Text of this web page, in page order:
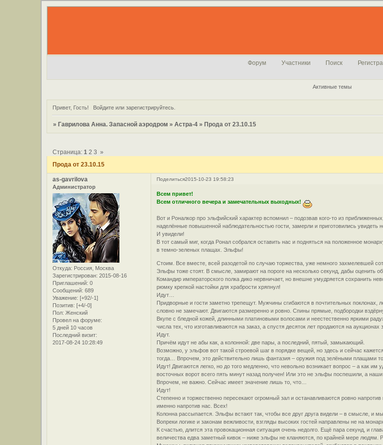
Форум Участники Поиск
Активные темы
Привет, Гость! Войдитеили зарегистрируйтесь.
» Гаврилова Анна. Запасной аэродром »Астра-4 » Прода от 23.10.15
Прода от 23.10.15
Страница:1 2 3 »
Поделиться2015-10-23 19:58:23
as-gavrilova
Администратор
Откуда: Россия, Москва
Зарегистрирован: 2015-08-16
Приглашений: 0
Сообщений: 689
Уважение: [+92/-1]
Позитив: [+4/-0]
Пол: Женский
Провел на форуме:
5 дней 10 часов
Последний визит:
2017-08-24 10:28:49
Всем привет!
Всем отличного вечера и замечательных выходных!
Вот и Роналкор про эльфийский характер вспомнил – подозвав кого-то из
наделённые повышенной наблюдательностью гости, замерли и приготовились увидеть
И увидели!
В тот самый миг, когда Ронал собрался оставить нас и подняться на положенное
в темно-зеленых плащах. Эльфы!
Стоим. Все вместе, всей разодетой по случаю торжества, уже немного захмелевшей
Эльфы тоже стоят. В смысле, замирают на пороге на несколько секунд, дабы оценить
Командир императорского полка дико нервничает, но внешне умудряется сохранить
рюмку крепкой настойки для храбрости хряпнул!
Идут…
Придворные и гости заметно трепещут. Мужчины сгибаются в почтительных поклонах,
словно не замечают. Двигаются размеренно и ровно. Спины прямые, подбородки
Вкупе с бледной кожей, длинными платиновыми волосами и неестественно яркими
числа тех, что изготавливаются на заказ, а спустя десяток лет продаются на
Идут.
Причём идут не абы как, а колонной: две пары, а последний, пятый, замыкающий.
Возможно, у эльфов вот такой строевой шаг в порядке вещей, но здесь и сейчас
тогда… Впрочем, это действительно лишь фантазия – оружия под зелёными плащами
Идут! Двигаются легко, но до того медленно, что невольно возникает вопрос – а как
восточных ворот всего пять минут назад получен! Или это не эльфы поспешили, а
Впрочем, не важно. Сейчас имеет значение лишь то, что…
Идут!
Степенно и торжественно пересекают огромный зал и останавливаются ровно
именно напротив нас. Всех!
Колонна рассыпается. Эльфы встают так, чтобы все друг друга видели – в смысле, и
Вопреки логике и законам вежливости, взгляды высоких гостей направлены не на
К счастью, длится эта провокационная ситуация очень недолго. Ещё пара секунд, и
величества едва заметный кивок – ниже эльфы не кланяются, по крайней мере